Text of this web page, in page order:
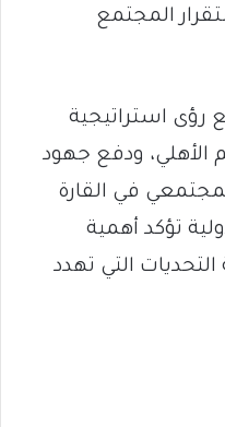
المجتمع
استراتيجية
ودفع جهود
في القارة
تؤكد أهمية
التي تهدد